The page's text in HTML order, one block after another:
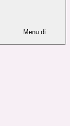
Menu di